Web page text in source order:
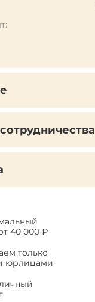
40 000 ₽
только
юрлицами